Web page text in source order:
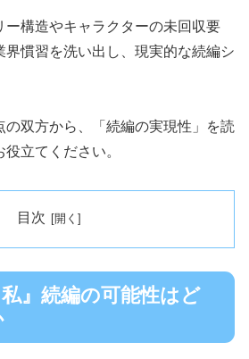
ー構造やキャラクターの未回収要
界慣習を洗い出し、現実的な続編シ
の双方から、「続編の実現性」を読
立てください。
目次
』続編の可能性はど